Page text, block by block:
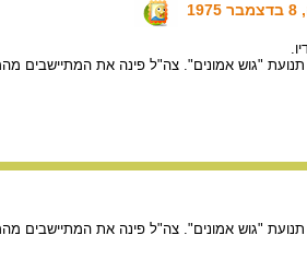
תנועת "גוש אמונים". צה"ל פינה את המתיישבים
תנועת "גוש אמונים". צה"ל פינה את המתיישבים